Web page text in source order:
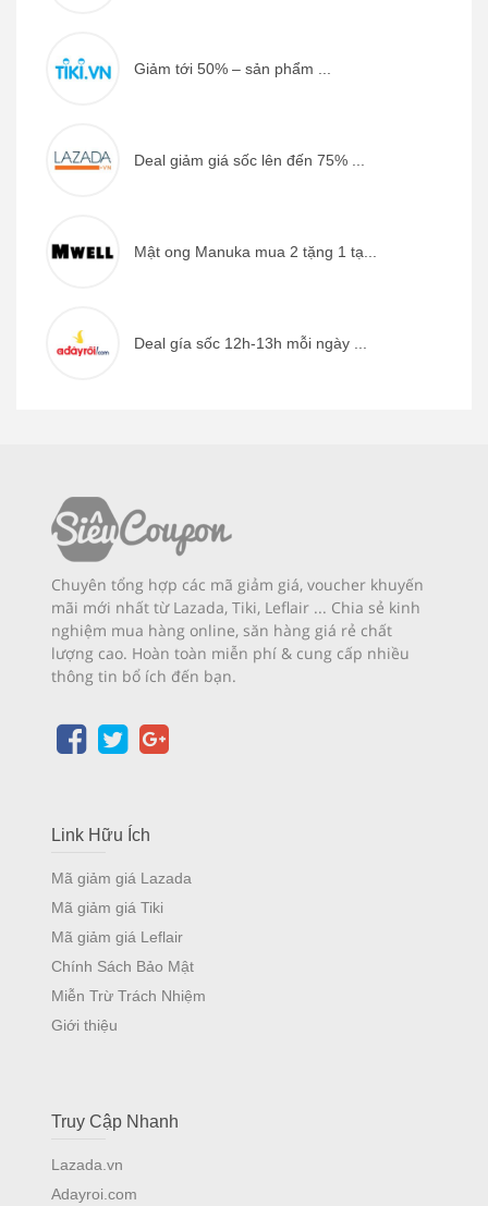
Giảm tới 50% – sản phẩm ...
Deal giảm giá sốc lên đến 75% ...
Mật ong Manuka mua 2 tặng 1 tạ...
Deal gía sốc 12h-13h mỗi ngày ...
Chuyên tổng hợp các mã giảm giá, voucher khuyến
mãi mới nhất từ Lazada, Tiki, Leflair ... Chia sẻ kinh
nghiệm mua hàng online, săn hàng giá rẻ chất
lượng cao. Hoàn toàn miễn phí & cung cấp nhiều
thông tin bổ ích đến bạn.
Link Hữu Ích
Mã giảm giá Lazada
Mã giảm giá Tiki
Mã giảm giá Leflair
Chính Sách Bảo Mật
Miễn Trừ Trách Nhiệm
Giới thiệu
Truy Cập Nhanh
Lazada.vn
Adayroi.com